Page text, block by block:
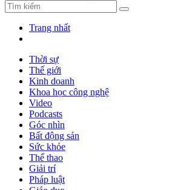
Trang nhất
Thời sự
Thế giới
Kinh doanh
Khoa học công nghệ
Video
Podcasts
Góc nhìn
Bất động sản
Sức khỏe
Thể thao
Giải trí
Pháp luật